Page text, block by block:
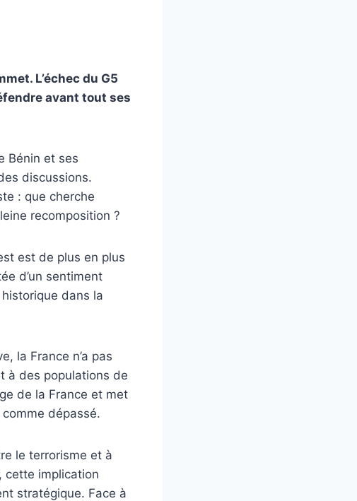
L’échec du G5
avant tout ses
Bénin et ses
discussions.
: que cherche
recomposition ?
est de plus en plus
d’un sentiment
dans la
la France n’a pas
à des populations de
de la France et met
dépassé.
le terrorisme et à
cette implication
stratégique. Face à